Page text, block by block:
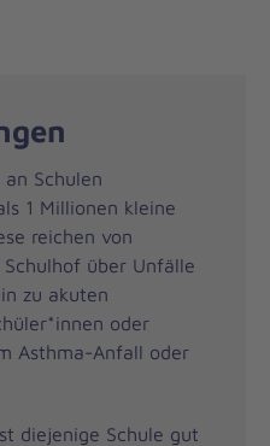
Schulen
1 Millionen kleine
reichen von
über Unfälle
zu akuten
oder
Asthma-Anfall oder
diejenige Schule gut